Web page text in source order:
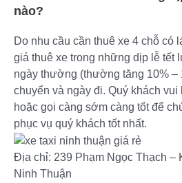
nào?
Do nhu cầu cần thuê xe 4 chỗ có
giá thuê xe trong những dịp lễ tết
ngày thường (thường tăng 10% –
chuyển và ngày đi. Quý khách
hoặc gọi càng sớm càng tốt để
phục vụ quý khách tốt nhất.
Địa chỉ: 239 Phạm Ngọc Thạch –
Ninh Thuận